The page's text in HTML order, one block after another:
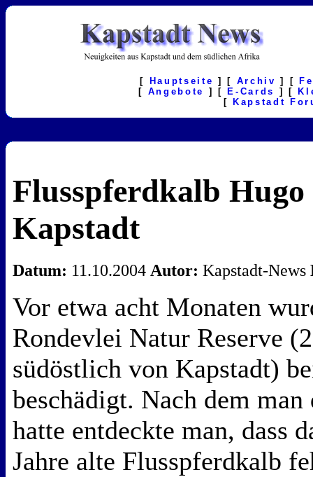
[ Hauptseite ] [ Archiv ] [
[ Angebote ] [ E-Cards ] [
[
Kapstadt
Flusspferdkalb
Kapstadt
Datum: 11.10.2004 Autor: Kapstadt-News
Vor etwa acht Monaten
Rondevlei Natur Reserve
südöstlich von Kapstadt)
beschädigt. Nach dem
hatte entdeckte man, dass
Jahre alte Flusspferdkalb